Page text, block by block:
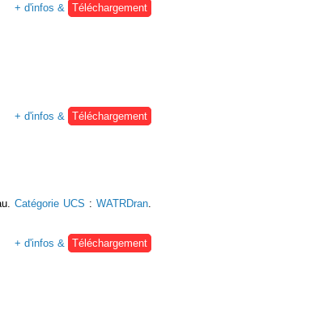
+ d'infos &
Téléchargement
+ d'infos & Téléchargement
Catégorie UCS :WATRDran.
+ d'infos & Téléchargement